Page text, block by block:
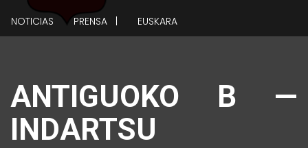
NOTICIAS PRENSA | EUSKARA
ANTIGUOKO B —
INDARTSU